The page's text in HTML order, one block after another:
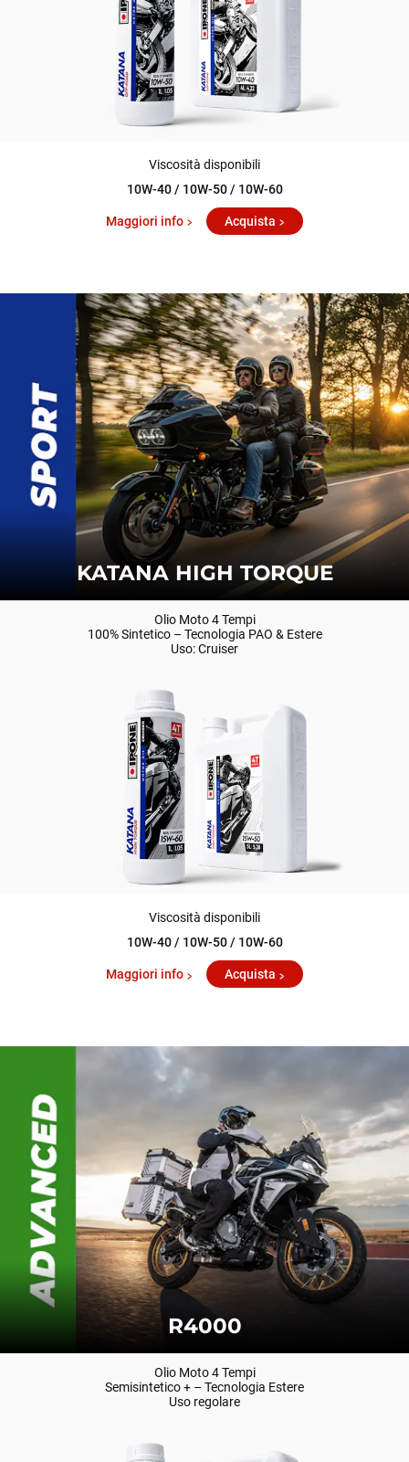
Viscosità disponibili
10W-40 / 10W-50 / 10W-60
Maggiori info Acquista
KATANA HIGH TORQUE
Olio Moto 4 Tempi
100% Sintetico – Tecnologia PAO & Estere
Uso: Cruiser
Viscosità disponibili
10W-40 / 10W-50 / 10W-60
Maggiori info Acquista
R4000
Olio Moto 4 Tempi
Semisintetico + – Tecnologia Estere
Uso regolare